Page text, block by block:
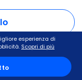
esperienza di
Scopri di più